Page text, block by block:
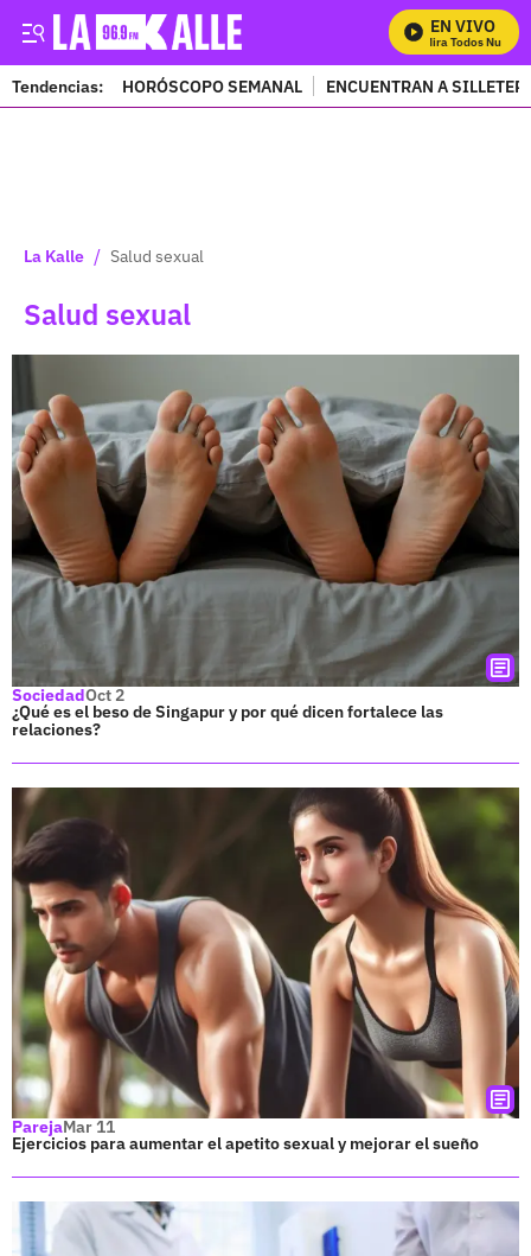
EN VIVO
Mira Todos Nuestros
Tendencias: HORÓSCOPO SEMANAL ENCUENTRAN A
La Kalle / Salud sexual
Salud sexual
SociedadOct 2
¿Qué es el beso de Singapur y por qué dicen fortalece las
relaciones?
ParejaMar 11
Ejercicios para aumentar el apetito sexual y mejorar el sueño